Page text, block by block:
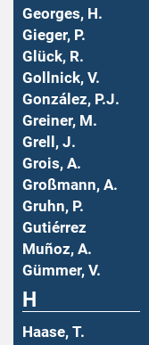
Georges, H.
Gieger, P.
Glück, R.
Gollnick, V.
González, P.J.
Greiner, M.
Grell, J.
Grois, A.
Großmann, A.
Gruhn, P.
Gutiérrez
Muñoz, A.
Gümmer, V.
H
Haase, T.